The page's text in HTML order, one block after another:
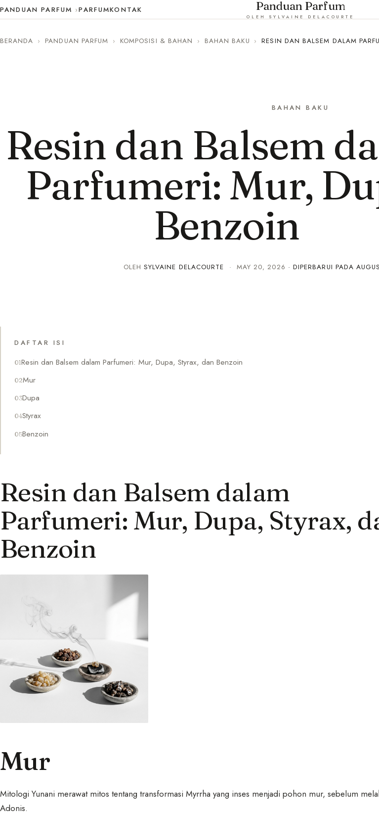
PANDUAN PARFUM PARFUMKONTAK Panduan Parfum
OLEH SYLVAINE DELACOURTE
BERANDA › PANDUAN PARFUM › KOMPOSISI & BAHAN › BAHAN BAKU › RESIN DAN BALSEM DALAM
BAHAN BAKU
Resin dan Balsem
Parfumeri: Mur,
Benzoin
OLEH SYLVAINE DELACOURTE · MAY 20, 2026 · DIPERBARUI PADA
DAFTAR ISI
Resin dan Balsem dalam Parfumeri: Mur, Dupa, Styrax, dan Benzoin
Mur
Dupa
Styrax
Benzoin
Resin dan Balsem dalam
Parfumeri: Mur, Dupa, Styrax,
Benzoin
Mur
Mitologi Yunani merawat mitos tentang transformasi Myrrha yang inses menjadi pohon mur, sebelum
Adonis.